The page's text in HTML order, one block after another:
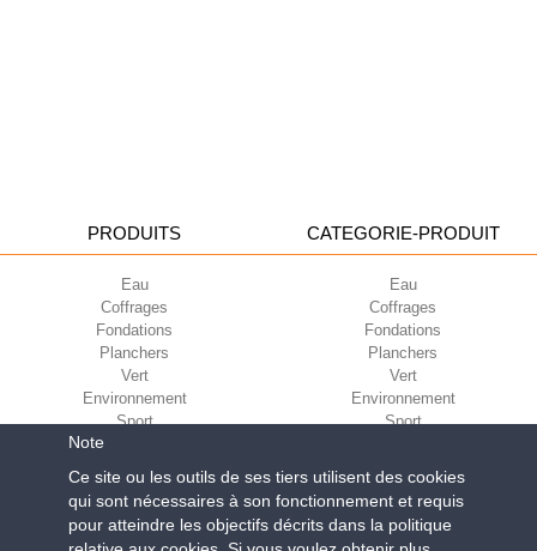
PRODUITS
Eau
Coffrages
Fondations
Planchers
Vert
Environnement
Sport
CATEGORIE-PRODUIT
Eau
Coffrages
Fondations
Planchers
Vert
Environnement
Sport
CORPORATE
Conditions d’utilisation
Conditions de vente
Green Building Council
Note
Ce site ou les outils de ses tiers utilisent des cookies
qui sont nécessaires à son fonctionnement et requis
pour atteindre les objectifs décrits dans la politique